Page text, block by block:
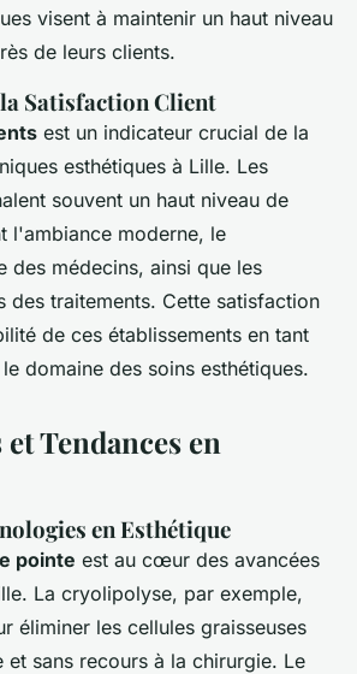
visent à maintenir un haut niveau
de leurs clients.
Satisfaction Client
est un indicateur crucial de la
esthétiques à Lille. Les
souvent un haut niveau de
l'ambiance moderne, le
des médecins, ainsi que les
des traitements. Cette satisfaction
de ces établissements en tant
domaine des soins esthétiques.
Tendances en
en Esthétique
pointe est au cœur des avancées
La cryolipolyse, par exemple,
éliminer les cellules graisseuses
et sans recours à la chirurgie. Le